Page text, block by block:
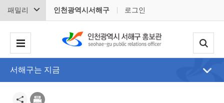
패밀리 인천광역시서해구 로그인
서해구는 지금